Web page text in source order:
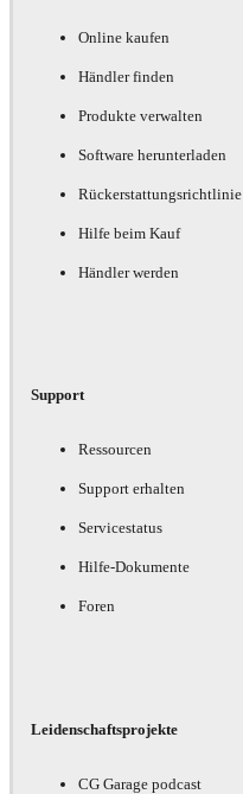
Online kaufen
Händler finden
Produkte verwalten
Software herunterladen
Rückerstattungsrichtlinie
Hilfe beim Kauf
Händler werden
Support
Ressourcen
Support erhalten
Servicestatus
Hilfe-Dokumente
Foren
Leidenschaftsprojekte
CG Garage podcast